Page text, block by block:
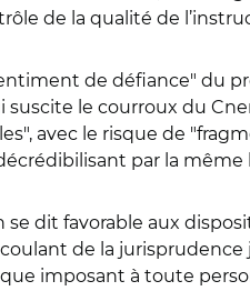
de la qualité de
de défiance" du
suscite le courroux du
avec le risque de
par la même
se dit favorable aux
de la jurisprudence
imposant à toute